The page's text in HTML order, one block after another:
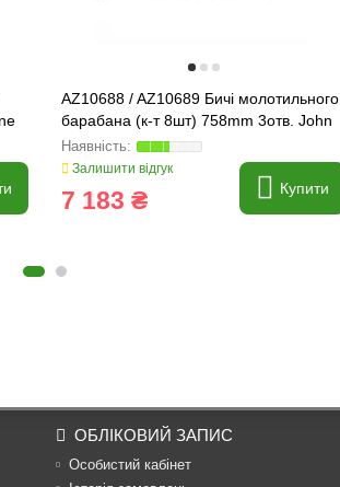
AZ10688 / AZ10689 Бичі молотильного
барабана (к-т 8шт) 758mm 3отв. John
Deere
Залишити відгук
7 183 ₴ Купити
ОБЛІКОВИЙ ЗАПИС
Особистий кабінет